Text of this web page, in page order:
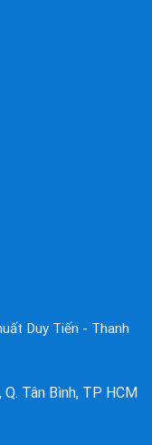
Duy Tiến - Thanh
Q. Tân Bình, TP HCM